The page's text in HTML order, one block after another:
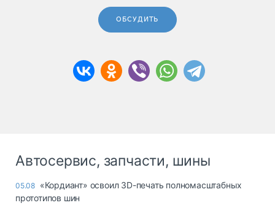
ОБСУДИТЬ
Автосервис, запчасти, шины
05.08 «Кордиант» освоил 3D-печать полномасштабных
прототипов шин